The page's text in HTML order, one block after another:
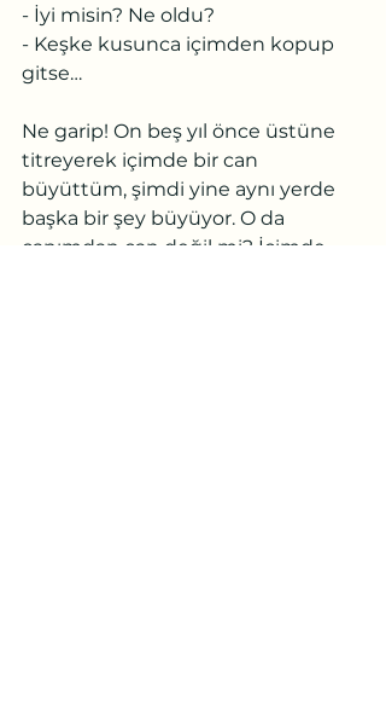
- İyi misin? Ne oldu?
- Keşke kusunca içimden kopup
gitse…
Ne garip! On beş yıl önce üstüne
titreyerek içimde bir can
büyüttüm, şimdi yine aynı yerde
başka bir şey büyüyor. O da
canımdan can değil mi? İçimde